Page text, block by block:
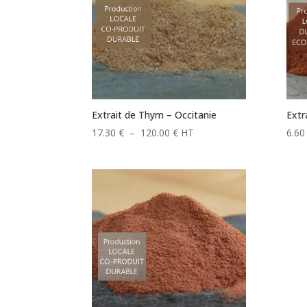
Extrait de Thym – Occitanie
17.30€ – 120.00€Plage
à
120.00 €
HT
6.60